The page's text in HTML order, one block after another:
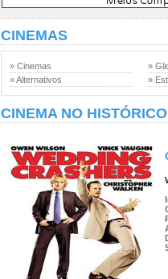
CINEMAS
» Cinemas
» Alternativos
»
»
CINEMA NO HISTÓRICO